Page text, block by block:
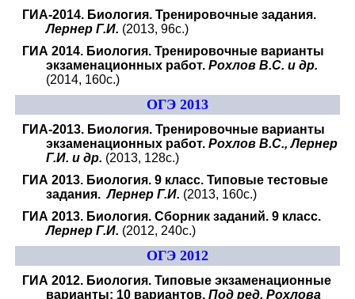
ГИА-2014. Биология. Тренировочные задания.
Лернер Г.И. (2013, 96с.)
ГИА 2014. Биология. Тренировочные варианты
экзаменационных работ. Рохлов В.С. и др.
(2014, 160с.)
ОГЭ 2013
ГИА-2013. Биология. Тренировочные варианты
экзаменационных работ. Рохлов В.С., Лернер
Г.И. и др. (2013, 128с.)
ГИА 2013. Биология. 9 класс. Типовые тестовые
задания.Лернер Г.И. (2013, 160с.)
ГИА 2013. Биология. Сборник заданий. 9 класс.
Лернер Г.И. (2012, 240с.)
ОГЭ 2012
ГИА 2012. Биология. Типовые экзаменационные
варианты: 10 вариантов. Под ред. Рохлова